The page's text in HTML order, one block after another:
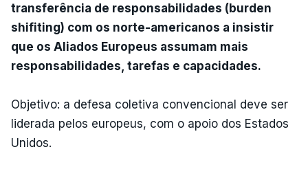
transferência de responsabilidades (burden
shifiting) com os norte-americanos a insistir
que os Aliados Europeus assumam mais
responsabilidades, tarefas e capacidades.
Objetivo: a defesa coletiva convencional deve ser
liderada pelos europeus, com o apoio dos Estados
Unidos.